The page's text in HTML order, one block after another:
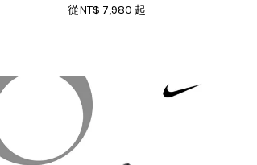
從NT$ 7,980 起